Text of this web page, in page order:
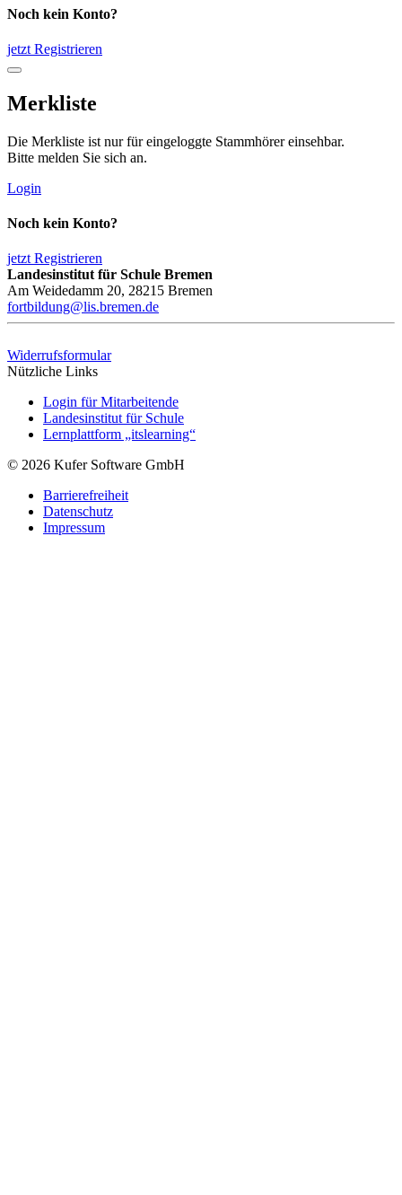
Noch kein Konto?
jetzt Registrieren
Merkliste
Die Merkliste ist nur für eingeloggte Stammhörer einsehbar.
Bitte melden Sie sich an.
Login
Noch kein Konto?
jetzt Registrieren
Landesinstitut für Schule Bremen
Am Weidedamm 20, 28215 Bremen
fortbildung@lis.bremen.de
Widerrufsformular
Nützliche Links
Login für Mitarbeitende
Landesinstitut für Schule
Lernplattform „itslearning“
© 2026 Kufer Software GmbH
Barrierefreiheit
Datenschutz
Impressum